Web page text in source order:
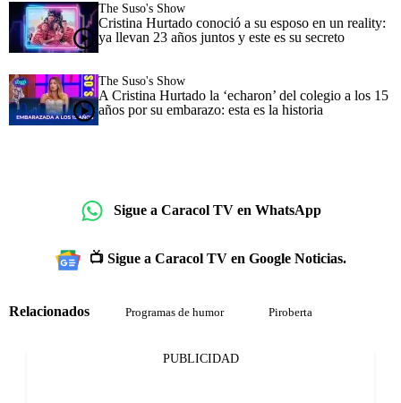
The Suso's Show
Cristina Hurtado conoció a su esposo en un reality:
ya llevan 23 años juntos y este es su secreto
The Suso's Show
A Cristina Hurtado la ‘echaron’ del colegio a los 15
años por su embarazo: esta es la historia
Sigue a Caracol TV en WhatsApp
📺 Sigue a Caracol TV en Google Noticias.
Relacionados Programas de humor Piroberta
PUBLICIDAD